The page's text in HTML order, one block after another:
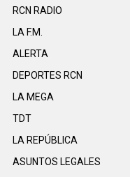
RCN RADIO
LA F.M.
ALERTA
DEPORTES RCN
LA MEGA
TDT
LA REPÚBLICA
ASUNTOS LEGALES